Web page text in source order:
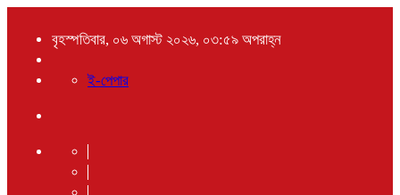
বৃহস্পতিবার, ০৬ অগাস্ট ২০২৬, ০৩:৫৯ অপরাহ্ন
ই-পেপার